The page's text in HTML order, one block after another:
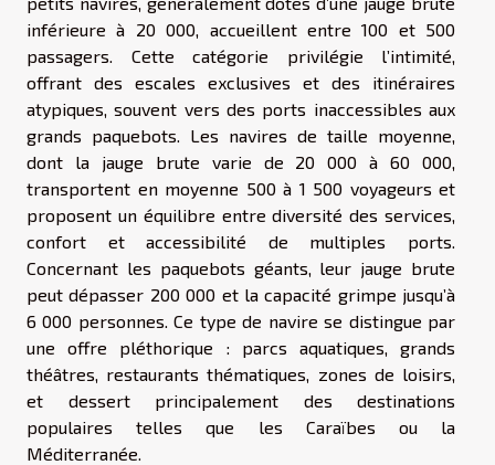
inférieure à 20 000, accueillent entre 100 et 500
passagers. Cette catégorie privilégie l’intimité,
offrant des escales exclusives et des itinéraires
atypiques, souvent vers des ports inaccessibles aux
grands paquebots. Les navires de taille moyenne,
dont la jauge brute varie de 20 000 à 60 000,
transportent en moyenne 500 à 1 500 voyageurs et
proposent un équilibre entre diversité des services,
confort et accessibilité de multiples ports.
Concernant les paquebots géants, leur jauge brute
peut dépasser 200 000 et la capacité grimpe jusqu’à
6 000 personnes. Ce type de navire se distingue par
une offre pléthorique : parcs aquatiques, grands
théâtres, restaurants thématiques, zones de loisirs,
et dessert principalement des destinations
populaires telles que les Caraïbes ou la
Méditerranée.